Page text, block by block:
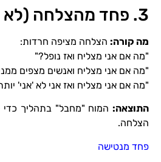
3. פחד מהצלחה (לא רק מכישלון)
מה קורה: הצלחה מציפה חרדות:
"מה אם אני מצליח ואז נופל?"
"מה אם אני מצליח ואנשים מצפים
"מה אם אני מצליח ואז אני לא 'אני'
התוצאה: המוח "מחבל" בתהליך
הצלחה.
פחד מנטישה